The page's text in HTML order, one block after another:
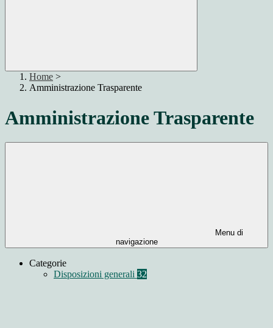
Home >
Amministrazione Trasparente
Amministrazione Trasparente
Menu di
navigazione
Categorie
Disposizioni generali 32